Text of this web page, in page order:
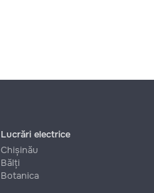
Lucrări electrice
Chișinău
Bălți
Botanica